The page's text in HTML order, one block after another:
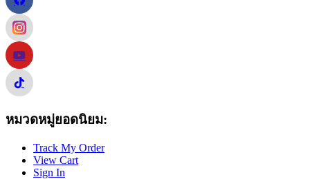
หมวดหมู่ยอดนิยม:
Track My Order
View Cart
Sign In